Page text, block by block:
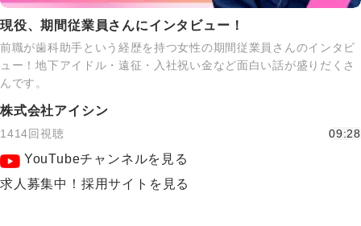
現役、期間従業員さんにインタビュー！
前職が歯科助手という経歴を持つ女性の期間従業員さんのインタビ
ュー！地下アイドル・遠征・入社祝い金など面白い話が盛りだくさ
んです。
株式会社アイシン
1414回視聴 09:28
YouTubeチャンネルを見る
求人募集中！採用サイトを見る